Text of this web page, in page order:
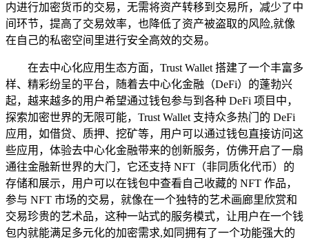
内进行加密货币的交易，无需将资产转移到交易所，减少了中
间环节，提高了交易效率，也降低了资产被盗取的风险,就像
在自己的私密空间里进行安全高效的交易。
在去中心化应用生态方面，Trust Wallet 搭建了一个丰富多
样、精彩纷呈的平台，随着去中心化金融（DeFi）的蓬勃兴
起，越来越多的用户希望通过钱包参与到各种 DeFi 项目中，
探索加密世界的无限可能，Trust Wallet 支持众多热门的 DeFi
应用，如借贷、质押、挖矿等，用户可以通过钱包直接访问这
些应用，体验去中心化金融带来的创新服务，仿佛开启了一扇
通往金融新世界的大门，它还支持 NFT（非同质化代币）的
存储和展示，用户可以在钱包中查看自己收藏的 NFT 作品，
参与 NFT 市场的交易，就像在一个独特的艺术画廊里欣赏和
交易珍贵的艺术品，这种一站式的服务模式，让用户在一个钱
包内就能满足多元化的加密需求,如同拥有了一个功能强大的